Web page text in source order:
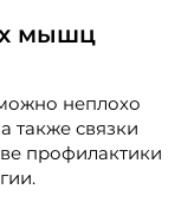
мышц
неплохо
также связки
профилактики